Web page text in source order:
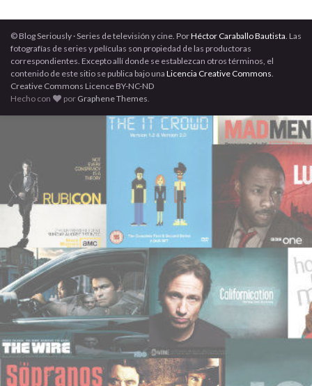
© Blog Seriously · Series de televisión y cine. PorHéctor Caraballo Bautista. Las
fotografías de series y películas son propiedad de las productoras
correspondientes. Excepto allí donde se establezcan otros términos, el
contenido de este sitio se publica bajo una Licencia Creative Commons.
Creative Commons Licence BY-NC-ND
Hecho con
por Graphene Themes.